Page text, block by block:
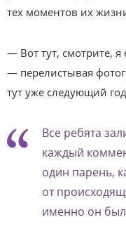
тех моментов их
— Вот тут, смотрите,
— перелистывая
тут уже следующий
Все ребята
каждый
один парень,
от
именно он